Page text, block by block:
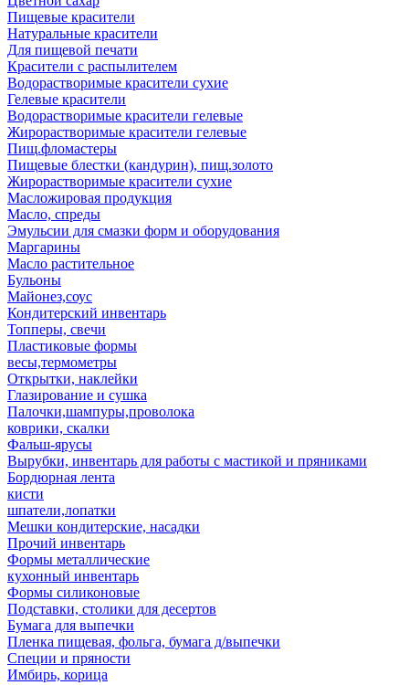
Пищевые красители
Натуральные красители
Для пищевой печати
Красители с распылителем
Водорастворимые красители сухие
Гелевые красители
Водорастворимые красители гелевые
Жирорастворимые красители гелевые
Пищ.фломастеры
Пищевые блестки (кандурин), пищ.золото
Жирорастворимые красители сухие
Масложировая продукция
Масло, спреды
Эмульсии для смазки форм и оборудования
Маргарины
Масло растительное
Бульоны
Майонез,соус
Кондитерский инвентарь
Топперы, свечи
Пластиковые формы
весы,термометры
Открытки, наклейки
Глазирование и сушка
Палочки,шампуры,проволока
коврики, скалки
Фальш-ярусы
Вырубки, инвентарь для работы с мастикой и пряниками
Бордюрная лента
кисти
шпатели,лопатки
Мешки кондитерские, насадки
Прочий инвентарь
Формы металлические
кухонный инвентарь
Формы силиконовые
Подставки, столики для десертов
Бумага для выпечки
Пленка пищевая, фольга, бумага д/выпечки
Специи и пряности
Имбирь, корица